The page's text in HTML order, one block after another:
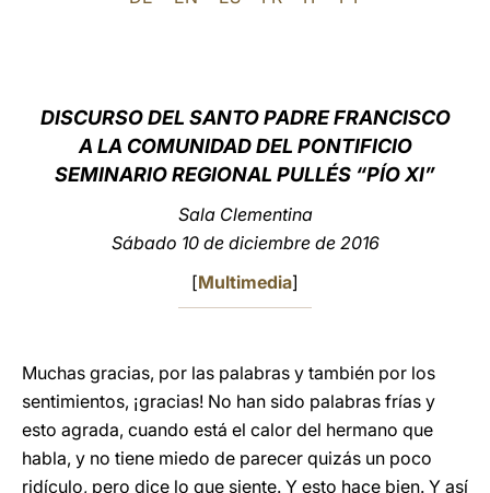
中文
LATINE
DISCURSO DEL SANTO PADRE FRANCISCO
A LA COMUNIDAD DEL PONTIFICIO
SEMINARIO REGIONAL PULLÉS “PÍO XI”
Sala Clementina
Sábado 10 de diciembre de 2016
[Multimedia]
Muchas gracias, por las palabras y también por los
sentimientos, ¡gracias! No han sido palabras frías y
esto agrada, cuando está el calor del hermano que
habla, y no tiene miedo de parecer quizás un poco
ridículo, pero dice lo que siente. Y esto hace bien. Y así